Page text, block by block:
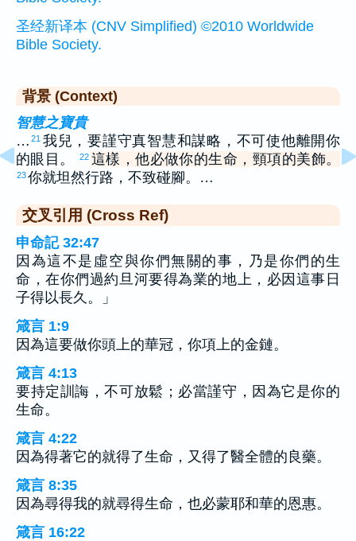
圣经新译本 (CNV Simplified) ©2010 Worldwide
Bible Society.
背景 (Context)
智慧之寶貴
… 21 我兒，要謹守真智慧和謀略，不可使他離開你
的眼目。
22 這樣，他必做你的生命，頸項的美飾。
23你就坦然行路，不致碰腳。…
交叉引用 (Cross Ref)
申命記 32:47
因為這不是虛空與你們無關的事，乃是你們的生
命，在你們過約旦河要得為業的地上，必因這事日
子得以長久。」
箴言 1:9
因為這要做你頭上的華冠，你項上的金鏈。
箴言 4:13
要持定訓誨，不可放鬆；必當謹守，因為它是你的
生命。
箴言 4:22
因為得著它的就得了生命，又得了醫全體的良藥。
箴言 8:35
因為尋得我的就尋得生命，也必蒙耶和華的恩惠。
箴言 16:22